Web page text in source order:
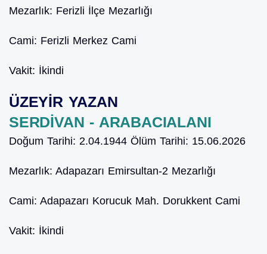
Mezarlık: Ferizli İlçe Mezarlığı
Cami: Ferizli Merkez Cami
Vakit: İkindi
ÜZEYİR YAZAN
SERDİVAN - ARABACIALANI
Doğum Tarihi: 2.04.1944 Ölüm Tarihi: 15.06.2026
Mezarlık: Adapazarı Emirsultan-2 Mezarlığı
Cami: Adapazarı Korucuk Mah. Dorukkent Cami
Vakit: İkindi